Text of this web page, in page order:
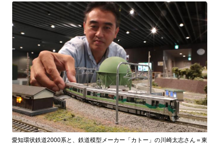
愛知環状鉄道2000系と、鉄道模型メーカー「カトー」の川崎太志さん＝東